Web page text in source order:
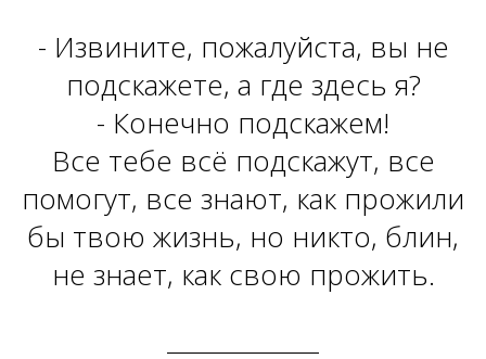
- Извините, пожалуйста, вы не
подскажете, а где здесь я?
- Конечно подскажем!
Все тебе всё подскажут, все
помогут, все знают, как прожили
бы твою жизнь, но никто, блин,
не знает, как свою прожить.